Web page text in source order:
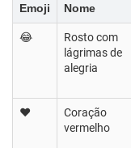
Emoji Nome
😂
Rosto com
lágrimas de
alegria
❤️
Coração
vermelho